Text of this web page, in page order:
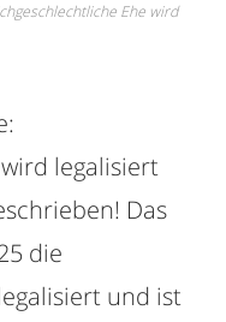
Ehe wird
legalisiert
Das
die
und ist